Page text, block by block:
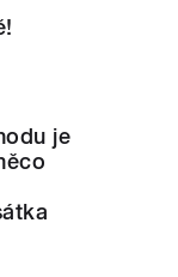
je